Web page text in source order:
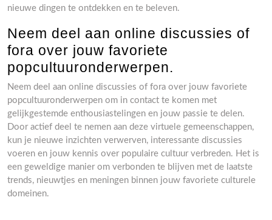
nieuwe dingen te ontdekken en te beleven.
Neem deel aan online discussies of
fora over jouw favoriete
popcultuuronderwerpen.
Neem deel aan online discussies of fora over jouw favoriete
popcultuuronderwerpen om in contact te komen met
gelijkgestemde enthousiastelingen en jouw passie te delen.
Door actief deel te nemen aan deze virtuele gemeenschappen,
kun je nieuwe inzichten verwerven, interessante discussies
voeren en jouw kennis over populaire cultuur verbreden. Het is
een geweldige manier om verbonden te blijven met de laatste
trends, nieuwtjes en meningen binnen jouw favoriete culturele
domeinen.